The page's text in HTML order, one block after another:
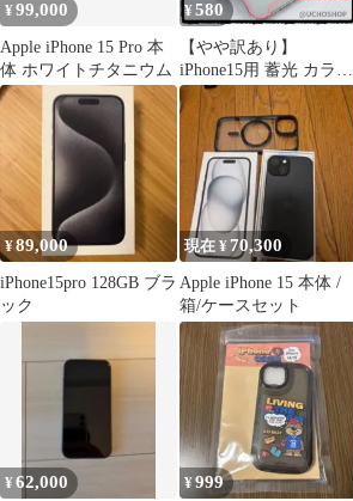
¥99,000
Apple iPhone 15 Pro 本
体 ホワイトチタニウム
¥580
【やや訳あり】
iPhone15用 蓄光 カラフ
ルエッジ スマホケース
ピンク
¥89,000
iPhone15pro 128GB ブラ
ック
現在 ¥ 70,300
Apple iPhone 15 本体 /
箱/ケースセット
¥62,000 ¥999